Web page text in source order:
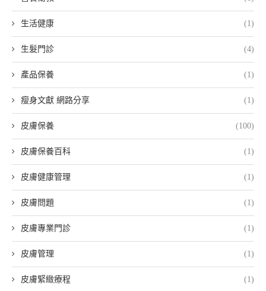
生活健康 (1)
生髮門診 (4)
產品保養 (1)
瘦身文獻 網路分享 (1)
皮膚保養 (100)
皮膚保養百科 (1)
皮膚健康管理 (1)
皮膚問題 (1)
皮膚專業門診 (1)
皮膚管理 (1)
皮膚緊緻療程 (1)